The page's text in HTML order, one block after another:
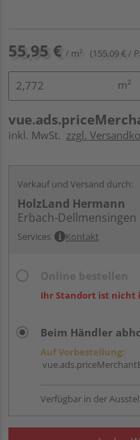
55,95 € / m² (155,09 € /
m²
inkl. MwSt. zzgl.
Verkauf und Versand durch:
HolzLand Hermann
Erbach-Dellmensingen
Services Kontakt
Ihr Standort ist nicht
Beim Händler
Auf Vorbestellung:
Verfügbar in der